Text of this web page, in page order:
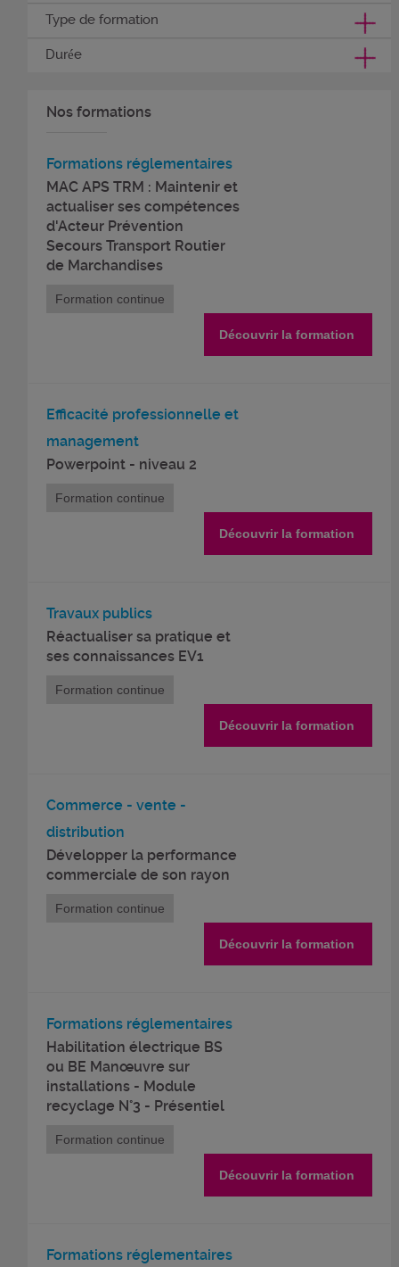
Type de formation
Durée
Nos formations
Formations réglementaires
MAC APS TRM : Maintenir et
actualiser ses compétences
d'Acteur Prévention
Secours Transport Routier
de Marchandises
Formation continue
Découvrir la formation
Efficacité professionnelle et
management
Powerpoint - niveau 2
Formation continue
Découvrir la formation
Travaux publics
Réactualiser sa pratique et
ses connaissances EV1
Formation continue
Découvrir la formation
Commerce - vente -
distribution
Développer la performance
commerciale de son rayon
Formation continue
Découvrir la formation
Formations réglementaires
Habilitation électrique BS
ou BE Manœuvre sur
installations - Module
recyclage N°3 - Présentiel
Formation continue
Découvrir la formation
Formations réglementaires